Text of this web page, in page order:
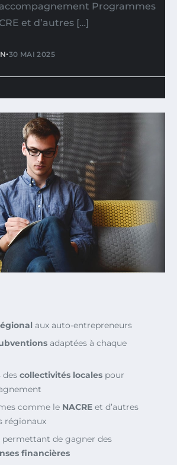
Programmes
et d’autres […]
•30 MAI 2025
aux auto-entrepreneurs
adaptées à chaque
des collectivités locales pour
comme le NACRE et d’autres
régionaux
permettant de gagner des
financières